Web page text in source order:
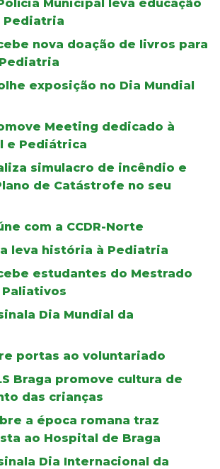
Municipal leva educação
Pediatria
nova doação de livros para
exposição no Dia Mundial
Meeting dedicado à
e Pediátrica
simulacro de incêndio e
de Catástrofe no seu
com a CCDR-Norte
leva história à Pediatria
estudantes do Mestrado
Paliativos
Dia Mundial da
portas ao voluntariado
Braga promove cultura de
das crianças
a época romana traz
ao Hospital de Braga
Dia Internacional da